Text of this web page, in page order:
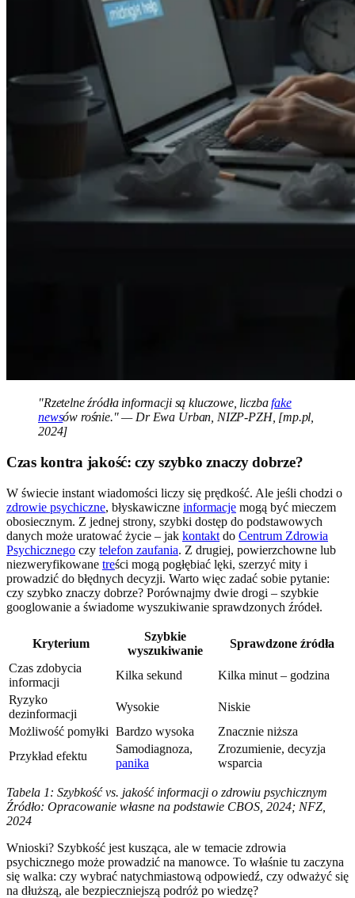
"Rzetelne źródła informacji są kluczowe, liczbafake
newsów rośnie." — Dr Ewa Urban, NIZP-PZH, [mp.pl,
2024]
Czas kontra jakość: czy szybko znaczy dobrze?
W świecie instant wiadomości liczy się prędkość. Ale jeśli chodzi o
zdrowie psychiczne, błyskawiczne informacje mogą być mieczem
obosiecznym. Z jednej strony, szybki dostęp do podstawowych
danych może uratować życie – jak kontakt do Centrum Zdrowia
Psychicznego czy telefon zaufania. Z drugiej, powierzchowne lub
niezweryfikowane treści mogą pogłębiać lęki, szerzyć mity i
prowadzić do błędnych decyzji. Warto więc zadać sobie pytanie:
czy szybko znaczy dobrze? Porównajmy dwie drogi – szybkie
googlowanie a świadome wyszukiwanie sprawdzonych źródeł.
Kryterium
Szybkie
wyszukiwanie
Sprawdzone źródła
Czas zdobycia
informacji
Kilka sekund
Kilka minut – godzina
Ryzyko
dezinformacji
Wysokie
Niskie
Możliwość pomyłki Bardzo wysoka
Znacznie niższa
Przykład efektu
Samodiagnoza,
panika
Zrozumienie, decyzja
wsparcia
Tabela 1: Szybkość vs. jakość informacji o zdrowiu psychicznym
Źródło: Opracowanie własne na podstawie CBOS, 2024; NFZ,
2024
Wnioski? Szybkość jest kusząca, ale w temacie zdrowia
psychicznego może prowadzić na manowce. To właśnie tu zaczyna
się walka: czy wybrać natychmiastową odpowiedź, czy odważyć się
na dłuższą, ale bezpieczniejszą podróż po wiedzę?